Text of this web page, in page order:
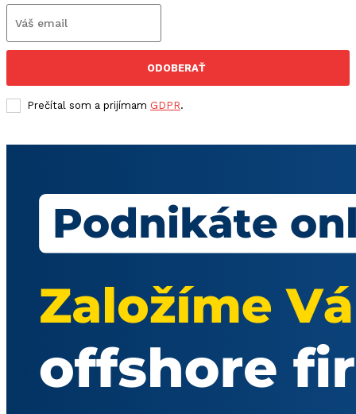
ODOBERAŤ
Prečítal som a prijímam GDPR.